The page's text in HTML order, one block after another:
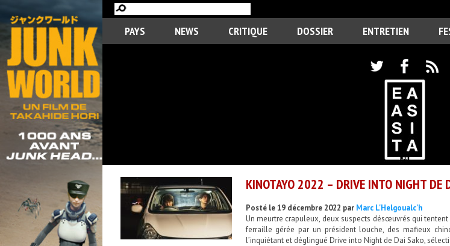
PAYS NEWS CRITIQUE DOSSIER ENTRETIEN
KINOTAYO 2022 – DRIVE INTO NIGHT DE
Posté le 19 décembre 2022 par Marc L'Helgoualc'h
Un meurtre crapuleux, deux suspects désœuvrés qui
ferraille gérée par un président louche, des mafieux
l’inquiétant et déglingué Drive into Night de Dai Sako,